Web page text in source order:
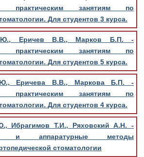
практическим занятиям по
Для студентов 3 курса.
Еричев В.В., Марков Б.П. -
практическим занятиям по
Для студентов 5 курса.
Еричева В.В., Маркова Б.П. -
практическим занятиям по
Для студентов 4 курса.
Ибрагимов Т.И., Ряховский А.Н. -
и аппаратурные методы
стоматологии